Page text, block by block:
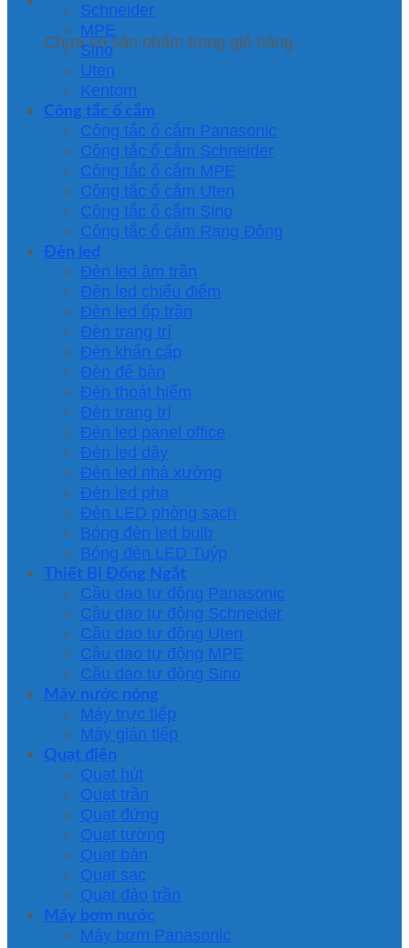
Chưa có sản phẩm trong giỏ hàng.
Schneider
MPE
Sino
Uten
Kentom
Công tắc ổ cắm
Công tắc ổ cắm Panasonic
Công tắc ổ cắm Schneider
Công tắc ổ cắm MPE
Công tắc ổ cắm Uten
Công tắc ổ cắm Sino
Công tắc ổ cắm Rạng Đông
Đèn led
Đèn led âm trần
Đèn led chiếu điểm
Đèn led ốp trần
Đèn trang trí
Đèn khẩn cấp
Đèn để bàn
Đèn thoát hiểm
Đèn trang trí
Đèn led panel office
Đèn led dây
Đèn led nhà xưởng
Đèn led pha
Đèn LED phòng sạch
Bóng đèn led bulb
Bóng đèn LED Tuýp
Thiết Bị Đống Ngắt
Cầu dao tự động Panasonic
Cầu dao tự động Schneider
Cầu dao tự động Uten
Cầu dao tự động MPE
Cầu dao tự động Sino
Máy nước nóng
Máy trực tiếp
Máy gián tiếp
Quạt điện
Quạt hút
Quạt trần
Quạt đứng
Quạt tường
Quạt bàn
Quạt sạc
Quạt đảo trần
Máy bơm nước
Máy bơm Panasonic